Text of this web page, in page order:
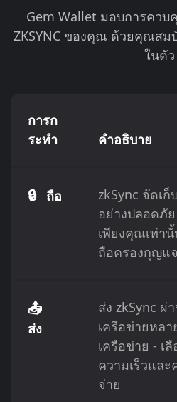
Gem Wallet มอบการคว
ZKSYNC ของคุณ ด้วยคุณส
ในตัว
การก
ระทำ
คำอธิบาย
🔒 ถือ
zkSync จัดเก็
อย่างปลอดภั
เพียงคุณเท่า
ถือครองกุญแจ
📤
ส่ง
ส่ง zkSync ผ่
เครือข่ายหลา
เครือข่าย - เลื
ความเร็วและ
จ่าย